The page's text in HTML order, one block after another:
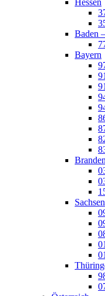
Hessen
Baden
Bayern
Sachsen